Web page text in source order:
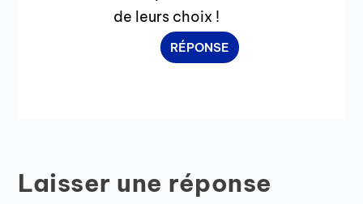
de leurs choix !
RÉPONSE
Laisser une réponse